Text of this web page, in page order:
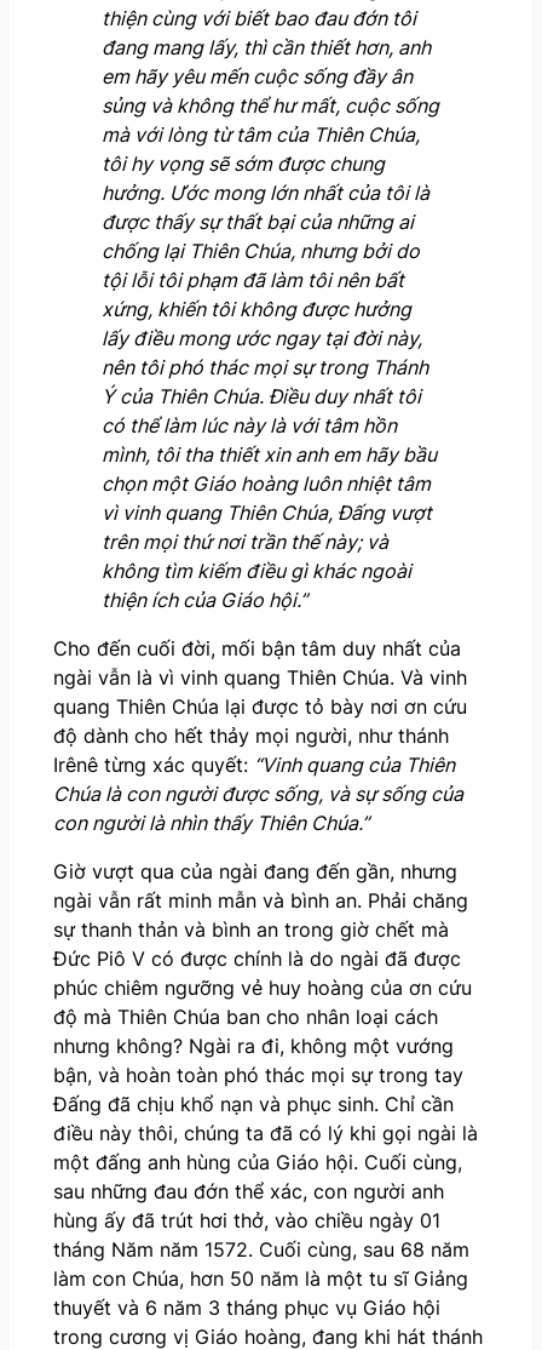
thiện cùng với biết bao đau đớn tôi
đang mang lấy, thì cần thiết hơn, anh
em hãy yêu mến cuộc sống đầy ân
sủng và không thể hư mất, cuộc sống
mà với lòng từ tâm của Thiên Chúa,
tôi hy vọng sẽ sớm được chung
hưởng. Ước mong lớn nhất của tôi là
được thấy sự thất bại của những ai
chống lại Thiên Chúa, nhưng bởi do
tội lỗi tôi phạm đã làm tôi nên bất
xứng, khiến tôi không được hưởng
lấy điều mong ước ngay tại đời này,
nên tôi phó thác mọi sự trong Thánh
Ý của Thiên Chúa. Điều duy nhất tôi
có thể làm lúc này là với tâm hồn
mình, tôi tha thiết xin anh em hãy bầu
chọn một Giáo hoàng luôn nhiệt tâm
vì vinh quang Thiên Chúa, Đấng vượt
trên mọi thứ nơi trần thế này; và
không tìm kiếm điều gì khác ngoài
thiện ích của Giáo hội.”
Cho đến cuối đời, mối bận tâm duy nhất của
ngài vẫn là vì vinh quang Thiên Chúa. Và vinh
quang Thiên Chúa lại được tỏ bày nơi ơn cứu
độ dành cho hết thảy mọi người, như thánh
Irênê từng xác quyết: “Vinh quang của Thiên
Chúa là con người được sống, và sự sống của
con người là nhìn thấy Thiên Chúa.”
Giờ vượt qua của ngài đang đến gần, nhưng
ngài vẫn rất minh mẫn và bình an. Phải chăng
sự thanh thản và bình an trong giờ chết mà
Đức Piô V có được chính là do ngài đã được
phúc chiêm ngưỡng vẻ huy hoàng của ơn cứu
độ mà Thiên Chúa ban cho nhân loại cách
nhưng không? Ngài ra đi, không một vướng
bận, và hoàn toàn phó thác mọi sự trong tay
Đấng đã chịu khổ nạn và phục sinh. Chỉ cần
điều này thôi, chúng ta đã có lý khi gọi ngài là
một đấng anh hùng của Giáo hội. Cuối cùng,
sau những đau đớn thể xác, con người anh
hùng ấy đã trút hơi thở, vào chiều ngày 01
tháng Năm năm 1572. Cuối cùng, sau 68 năm
làm con Chúa, hơn 50 năm là một tu sĩ Giảng
thuyết và 6 năm 3 tháng phục vụ Giáo hội
trong cương vị Giáo hoàng, đang khi hát thánh